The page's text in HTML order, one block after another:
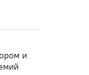
и